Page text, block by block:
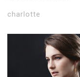
charlotte